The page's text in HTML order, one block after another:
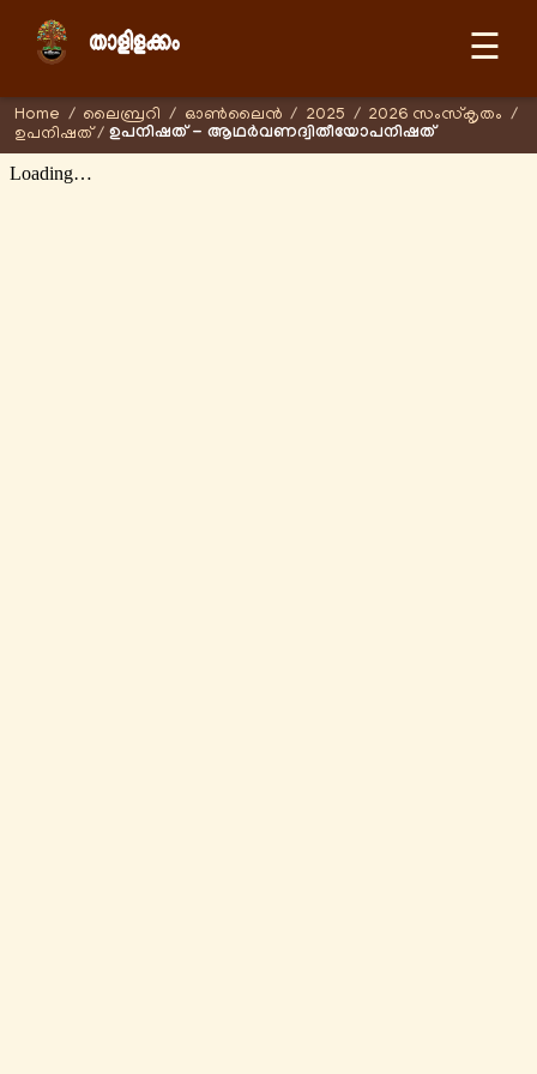
☰
Home / ലൈബ്രറി / ഓണ്‍ലൈന്‍ / 2025 / 2026 സംസ്കൃതം /
ഉപനിഷത് / ഉപനിഷത് - ആഥർവണദ്വിതീയോപനിഷത്